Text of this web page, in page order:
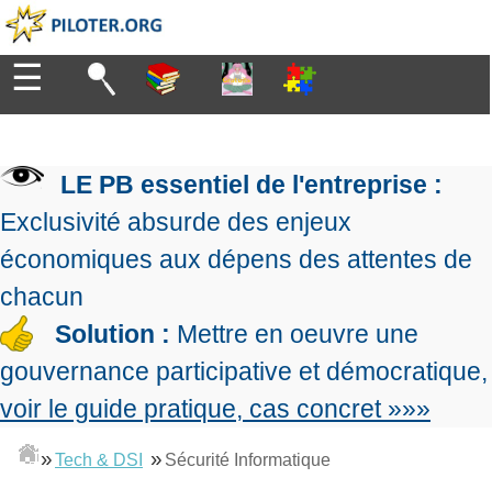
Diriger
de
l'entreprise
Démocratique
Conception
la
de
La
Organiser
la
production
L'Excellence
Opérationnelle
Lean
Management
La
Manager
Manager
projets
Les
Outils
du
de
Progresser
▶
Mesurer
la
performance
Tableau
Entreprendre
▶
Salarié→Entrepreneur
Se
☰
LE PB essentiel de l'entreprise :
Exclusivité absurde des enjeux
économiques aux dépens des attentes de
chacun
Solution : Mettre en oeuvre une
gouvernance participative et démocratique,
voir le guide pratique, cas concret »»»
»Tech & DSI » Sécurité Informatique